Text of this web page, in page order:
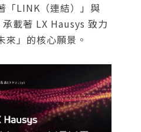
「LINK（連結）」與
承載著 LX Hausys 致力
來」的核心願景。